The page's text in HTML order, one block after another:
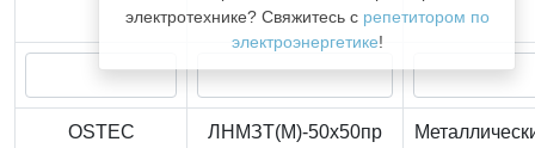
электротехнике? Свяжитесь с репетитором по
электроэнергетике!
OSTEC ЛНМЗТ(М)-50x50пр